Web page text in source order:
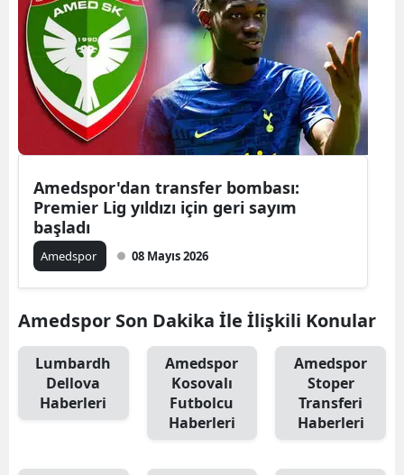
Amedspor'dan transfer bombası:
Premier Lig yıldızı için geri sayım
başladı
Amedspor 08 Mayıs 2026
Amedspor Son Dakika İle İlişkili Konular
Lumbardh
Dellova
Haberleri
Amedspor
Kosovalı
Futbolcu
Haberleri
Amedspor
Stoper
Transferi
Haberleri